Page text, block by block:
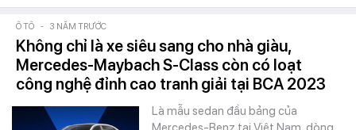
Ô TÔ - 3 NĂM TRƯỚC
Không chỉ là xe siêu sang cho nhà giàu,
Mercedes-Maybach S-Class còn có loạt
công nghệ đỉnh cao tranh giải tại BCA 2023
Là mẫu sedan đầu bảng của